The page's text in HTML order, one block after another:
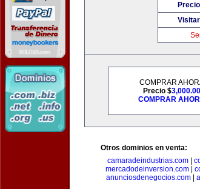
COMPRAR
Precio $3,000.00
COMPRAR
Otros dominios en venta:
camaradeindustrias.com|
mercadodeinversion.com
anunciosdenegocios.com|